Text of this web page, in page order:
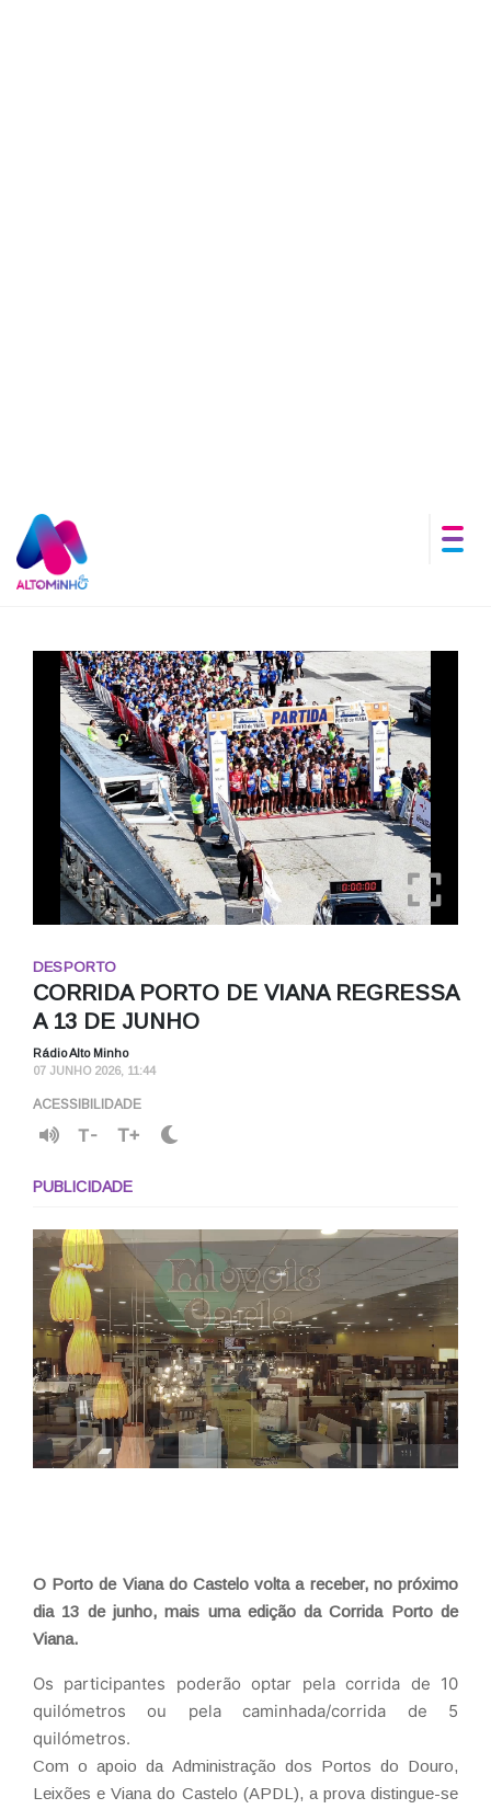
DESPORTO
CORRIDA PORTO DE VIANA REGRESSA
A 13 DE JUNHO
Rádio Alto Minho
07 JUNHO 2026, 11:44
ACESSIBILIDADE
T- T+
PUBLICIDADE
O Porto de Viana do Castelo volta a receber, no próximo
dia 13 de junho, mais uma edição da Corrida Porto de
Viana.
Os participantes poderão optar pela corrida de 10
quilómetros ou pela caminhada/corrida de 5
quilómetros.
Com o apoio da Administração dos Portos do Douro,
Leixões e Viana do Castelo (APDL), a prova distingue-se